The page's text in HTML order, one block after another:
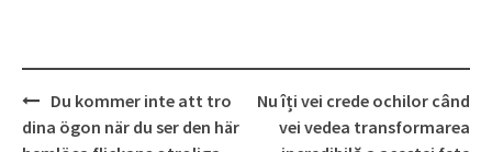
Post
navigation
Du kommer inte att tro
dina ögon när du ser den här
Nu îți vei crede ochilor când
vei vedea transformarea